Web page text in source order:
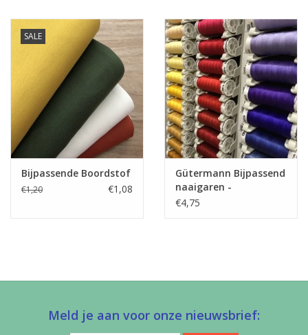
SALE
Bijpassende Boordstof
€1,20 €1,08
Gütermann Bijpassend
naaigaren -
Allesnaaigaren 200m
€4,75
Meld je aan voor onze nieuwsbrief: